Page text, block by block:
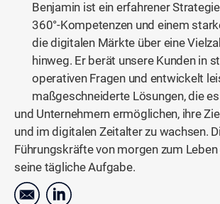
Benjamin ist ein erfahrener
360°-Kompetenzen und einem
die digitalen Märkte über eine
hinweg. Er berät unsere Kunden in
operativen Fragen und entwickelt
maßgeschneiderte Lösungen, die
und Unternehmern ermöglichen, ihre
und im digitalen Zeitalter zu wachsen.
Führungskräfte von morgen zum
seine tägliche Aufgabe.